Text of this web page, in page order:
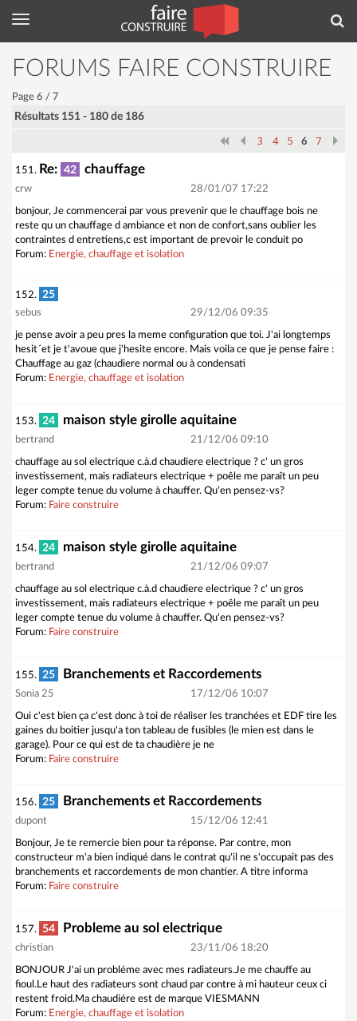
Menu
FORUMS FAIRE CONSTRUIRE
Page 6 / 7
Résultats 151 - 180 de 186
3 4 5 6 7
151. Re: 42 chauffage
crw 28/01/07 17:22
bonjour, Je commencerai par vous prevenir que le chauffage bois ne
reste qu un chauffage d ambiance et non de confort,sans oublier les
contraintes d entretiens,c est important de prevoir le conduit po
Forum: Energie, chauffage et isolation
152. 25
sebus 29/12/06 09:35
je pense avoir a peu pres la meme configuration que toi. J'ai longtemps
hesit´et je t'avoue que j'hesite encore. Mais voila ce que je pense faire :
Chauffage au gaz (chaudiere normal ou à condensati
Forum: Energie, chauffage et isolation
153. 24 maison style girolle aquitaine
bertrand 21/12/06 09:10
chauffage au sol electrique c.à.d chaudiere electrique ? c' un gros
investissement, mais radiateurs electrique + poêle me paraît un peu
leger compte tenue du volume à chauffer. Qu'en pensez-vs?
Forum: Faire construire
154. 24 maison style girolle aquitaine
bertrand 21/12/06 09:07
chauffage au sol electrique c.à.d chaudiere electrique ? c' un gros
investissement, mais radiateurs electrique + poêle me paraît un peu
leger compte tenue du volume à chauffer. Qu'en pensez-vs?
Forum: Faire construire
155. 25 Branchements et Raccordements
Sonia 25 17/12/06 10:07
Oui c'est bien ça c'est donc à toi de réaliser les tranchées et EDF tire les
gaines du boitier jusqu'a ton tableau de fusibles (le mien est dans le
garage). Pour ce qui est de ta chaudière je ne
Forum: Faire construire
156. 25 Branchements et Raccordements
dupont 15/12/06 12:41
Bonjour, Je te remercie bien pour ta réponse. Par contre, mon
constructeur m'a bien indiqué dans le contrat qu'il ne s'occupait pas des
branchements et raccordements de mon chantier. A titre informa
Forum: Faire construire
157. 54 Probleme au sol electrique
christian 23/11/06 18:20
BONJOUR J'ai un probléme avec mes radiateurs.Je me chauffe au
fioul.Le haut des radiateurs sont chaud par contre à mi hauteur ceux ci
restent froid.Ma chaudiére est de marque VIESMANN
Forum: Energie, chauffage et isolation